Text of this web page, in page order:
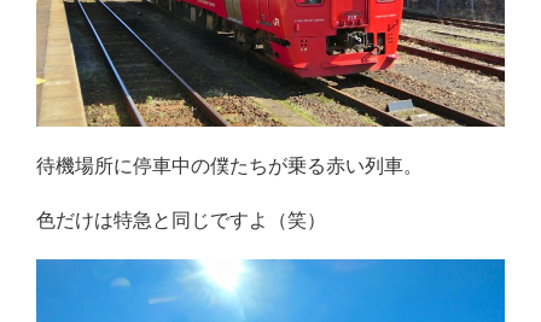
待機場所に停車中の僕たちが乗る赤い列車。
色だけは特急と同じですよ（笑）